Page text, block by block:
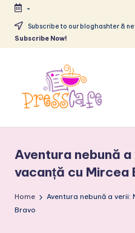
Skip
-
Subscribe to our bloghashter &
Subscribe Now!
e
s
s
urbane
Aventura nebună
vacanță cu Mircea
Home
Aventura nebună a verii:
Bravo